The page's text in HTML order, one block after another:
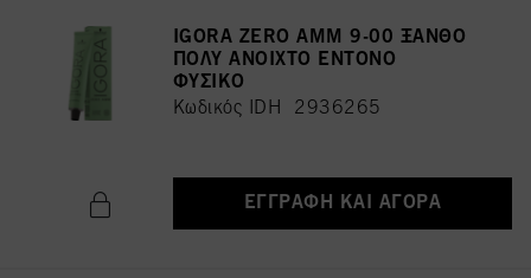
IGORA ZERO AMM 9-00 ΞΑΝΘΟ
ΠΟΛΥ ΑΝΟΙΧΤΟ ΕΝΤΟΝΟ
ΦΥΣΙΚΟ
Κωδικός IDH 2936265
ΕΓΓΡΑΦΉ ΚΑΙ ΑΓΟΡΆ